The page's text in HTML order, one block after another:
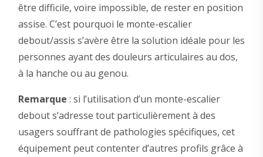
être difficile, voire impossible, de rester en position
assise. C’est pourquoi le monte-escalier
debout/assis s’avère être la solution idéale pour les
personnes ayant des douleurs articulaires au dos,
à la hanche ou au genou.
Remarque : si l’utilisation d’un monte-escalier
debout s’adresse tout particulièrement à des
usagers souffrant de pathologies spécifiques, cet
équipement peut contenter d’autres profils grâce à